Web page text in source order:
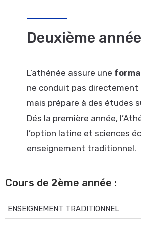
Deuxième
L’athénée assure une
ne conduit pas directement
mais prépare à des études
Dés la première année,
l’option latine et sciences
enseignement traditionnel.
Cours de 2ème année :
ENSEIGNEMENT TRADITIONNEL